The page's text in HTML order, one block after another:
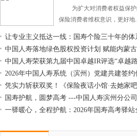
为扩大对消费者权益保护
保险消费者维权意识，更好地
让专业主义抵达一线：国寿个险三十年的体
中国人寿落地绿色股权投资计划 赋能内蒙
中国人寿荣获第九届中国卓越IR评选“卓越
2026年中国人寿系统（滨州）党建共建签约
凭实力斩获双奖！《保险夜话小馆·去她家
国寿护航，圆梦高考 ---中国人寿滨州分公
一驿暖心，全程护航：2026年国寿高考驿站